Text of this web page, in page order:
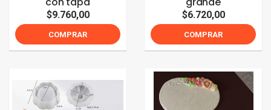
$9.760,00
COMPRAR
$6.720,00
COMPRAR